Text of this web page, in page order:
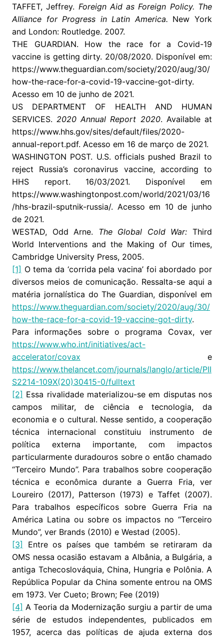
TAFFET, Jeffrey. Foreign Aid as Foreign Policy. The
Alliance for Progress in Latin America. New York
and London: Routledge. 2007.
THE GUARDIAN. How the race for a Covid-19
vaccine is getting dirty. 20/08/2020. Disponível em:
https://www.theguardian.com/society/2020/aug/30/
how-the-race-for-a-covid-19-vaccine-got-dirty.
Acesso em 10 de junho de 2021.
US DEPARTMENT OF HEALTH AND HUMAN
SERVICES. 2020 Annual Report 2020. Available at
https://www.hhs.gov/sites/default/files/2020-
annual-report.pdf. Acesso em 16 de março de 2021.
WASHINGTON POST. U.S. officials pushed Brazil to
reject Russia’s coronavirus vaccine, according to
HHS report. 16/03/2021. Disponível em
https://www.washingtonpost.com/world/2021/03/16
/hhs-brazil-sputnik-russia/. Acesso em 10 de junho
de 2021.
WESTAD, Odd Arne. The Global Cold War: Third
World Interventions and the Making of Our times,
Cambridge University Press, 2005.
[1] O tema da ‘corrida pela vacina’ foi abordado por
diversos meios de comunicação. Ressalta-se aqui a
matéria jornalística do The Guardian, disponível em
https://www.theguardian.com/society/2020/aug/30/
how-the-race-for-a-covid-19-vaccine-got-dirty.
Para informações sobre o programa Covax, ver
https://www.who.int/initiatives/act-
accelerator/covax e
https://www.thelancet.com/journals/langlo/article/PII
S2214-109X(20)30415-0/fulltext
[2] Essa rivalidade materializou-se em disputas nos
campos militar, de ciência e tecnologia, da
economia e o cultural. Nesse sentido, a cooperação
técnica internacional constituiu instrumento de
política externa importante, com impactos
particularmente duradouros sobre o então chamado
“Terceiro Mundo”. Para trabalhos sobre cooperação
técnica e econômica durante a Guerra Fria, ver
Loureiro (2017), Patterson (1973) e Taffet (2007).
Para trabalhos específicos sobre Guerra Fria na
América Latina ou sobre os impactos no “Terceiro
Mundo”, ver Brands (2010) e Westad (2005).
[3]
Entre os países que também se retiraram da
OMS nessa ocasião estavam a Albânia, a Bulgária, a
antiga Tchecoslováquia, China, Hungria e Polônia. A
República Popular da China somente entrou na OMS
em 1973. Ver Cueto; Brown; Fee (2019)
[4] A Teoria da Modernização surgiu a partir de uma
série de estudos independentes, publicados em
1957, acerca das políticas de ajuda externa dos